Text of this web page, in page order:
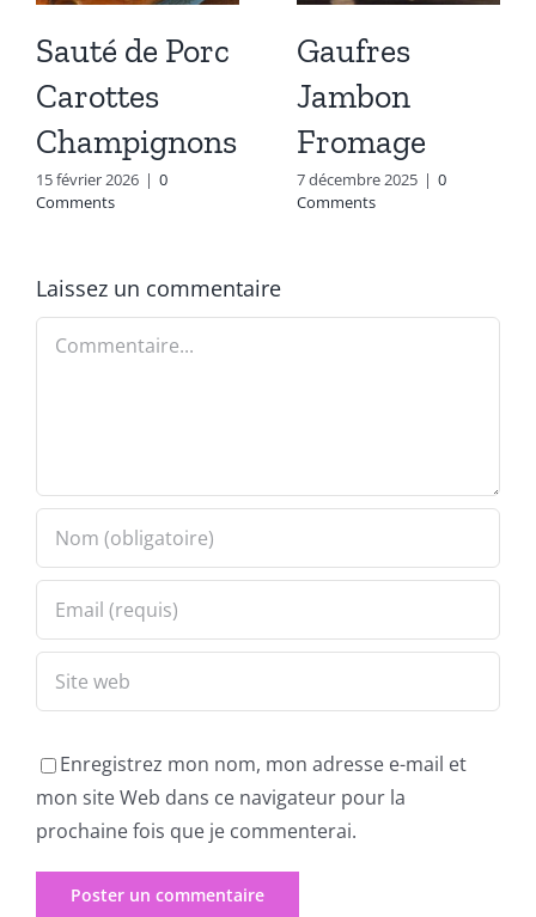
Sauté de Porc
Carottes
Champignons
15 février 2026 | 0
Comments
Gaufres
Jambon
Fromage
7 décembre 2025 | 0
Comments
Laissez un commentaire
Commentaire
Enregistrez mon nom, mon adresse e-mail et
mon site Web dans ce navigateur pour la
prochaine fois que je commenterai.